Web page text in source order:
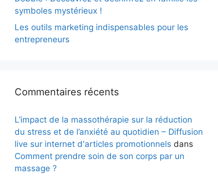
symboles mystérieux !
Les outils marketing indispensables pour les
entrepreneurs
Commentaires récents
L’impact de la massothérapie sur la réduction
du stress et de l’anxiété au quotidien – Diffusion
live sur internet d'articles promotionnels dans
Comment prendre soin de son corps par un
massage ?